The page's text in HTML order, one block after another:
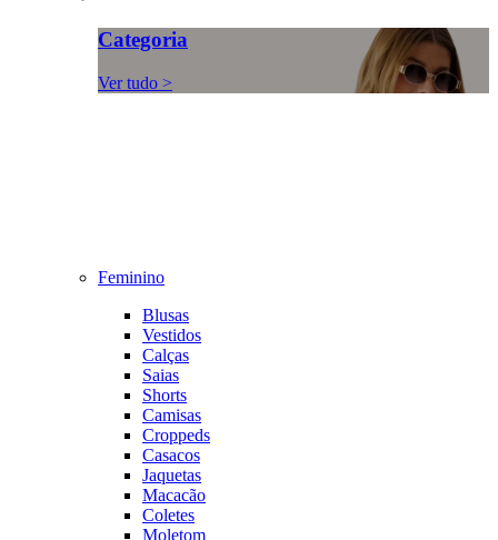
Categoria
Ver tudo >
Feminino
Blusas
Vestidos
Calças
Saias
Shorts
Camisas
Croppeds
Casacos
Jaquetas
Macacão
Coletes
Moletom